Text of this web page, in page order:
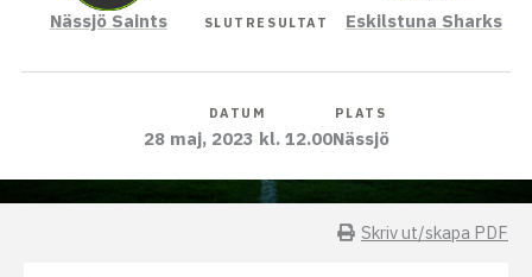
Nässjö Saints SLUTRESULTAT Eskilstuna Sharks
DATUM
28 maj, 2023 kl. 12.00
PLATS
Nässjö
Skriv ut/skapa PDF